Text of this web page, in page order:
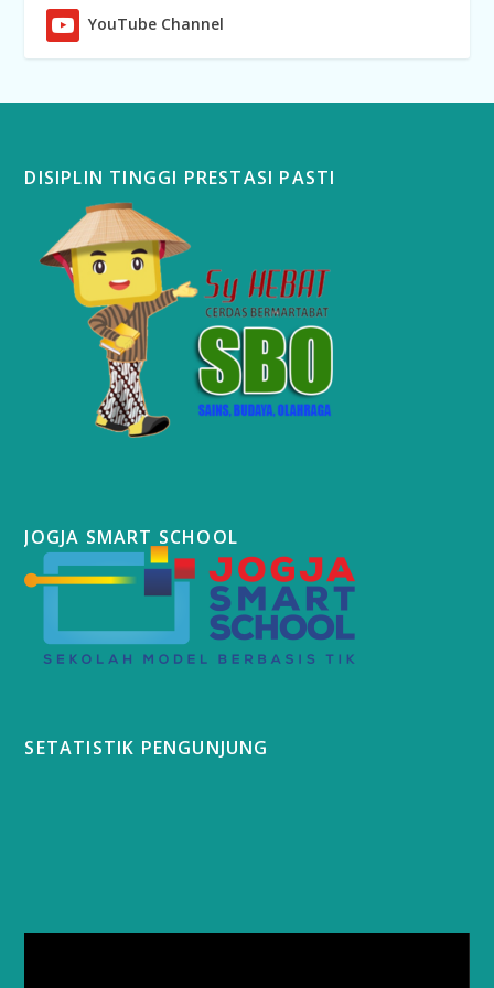
YouTube Channel
DISIPLIN TINGGI PRESTASI PASTI
JOGJA SMART SCHOOL
SETATISTIK PENGUNJUNG